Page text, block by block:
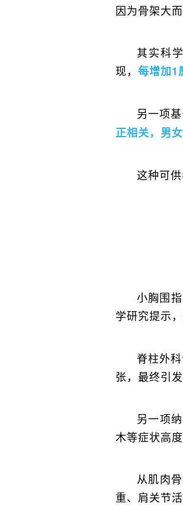
因为骨架大
其实科
现， 每增加1
另一项
正相关，男
这种可
小胸围
学研究提示，
脊柱外
张，最终引
另一项
木等症状高
从肌肉
重、肩关节